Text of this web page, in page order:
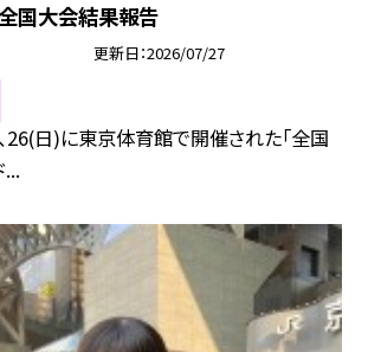
全国大会結果報告
更新日 2026/07/27
26(日)に東京体育館で開催された「全国